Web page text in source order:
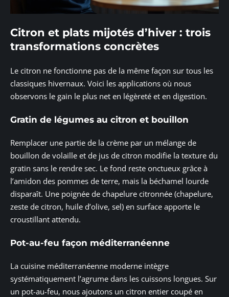
Citron et plats mijotés d’hiver : trois
transformations concrètes
Le citron ne fonctionne pas de la même façon sur tous les
classiques hivernaux. Voici les applications où nous
observons le gain le plus net en légèreté et en digestion.
Gratin de légumes au citron et bouillon
Remplacer une partie de la crème par un mélange de
bouillon de volaille et de jus de citron modifie la texture du
gratin sans le rendre sec. Le fond reste onctueux grâce à
l’amidon des pommes de terre, mais la béchamel lourde
disparaît. Une poignée de chapelure citronnée (chapelure,
zeste de citron, huile d’olive, sel) en surface apporte le
croustillant attendu.
Pot-au-feu façon méditerranéenne
La cuisine méditerranéenne moderne intègre
systématiquement l’agrume dans les cuissons longues. Sur
un pot-au-feu, nous ajoutons un citron entier coupé en